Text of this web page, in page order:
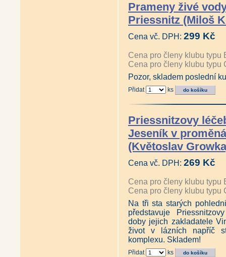
Prameny živé
Priessnitz (Miloš
Cena vč. DPH: 299 Kč
Cena pro členy klubu typu
Cena pro členy klubu typu
Pozor, skladem poslední
Přidat ks
Priessnitzovy
Jeseník v
(Květoslav
Cena vč. DPH: 269 Kč
Cena pro členy klubu typu
Cena pro členy klubu typu
Na tři sta starých
představuje
doby jejich zakladatele
život v lázních napříč
komplexu. Skladem!
Přidat ks